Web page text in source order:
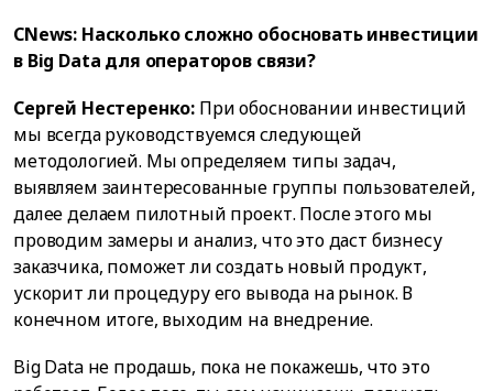
CNews: Насколько сложно обосновать инвестиции
в Big Data для операторов связи?
Сергей Нестеренко: При обосновании инвестиций
мы всегда руководствуемся следующей
методологией. Мы определяем типы задач,
выявляем заинтересованные группы пользователей,
далее делаем пилотный проект. После этого мы
проводим замеры и анализ, что это даст бизнесу
заказчика, поможет ли создать новый продукт,
ускорит ли процедуру его вывода на рынок. В
конечном итоге, выходим на внедрение.
Big Data не продашь, пока не покажешь, что это